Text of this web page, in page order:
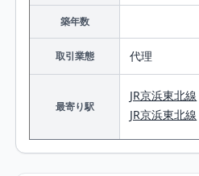
築年数
取引業態 代理
最寄り駅
JR京浜東北線
JR京浜東北線